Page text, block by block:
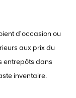
d'occasion ou
aux prix du
entrepôts dans
inventaire.